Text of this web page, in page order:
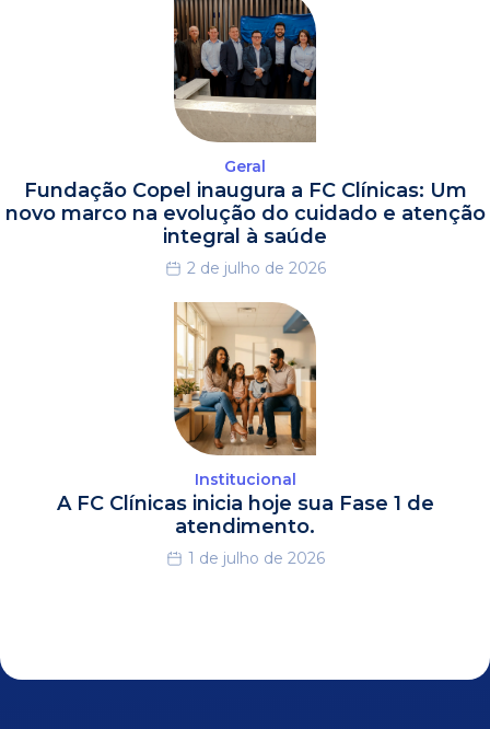
Geral
Fundação Copel inaugura a FC Clínicas: Um
novo marco na evolução do cuidado e atenção
integral à saúde
2 de julho de 2026
Institucional
A FC Clínicas inicia hoje sua Fase 1 de
atendimento.
1 de julho de 2026